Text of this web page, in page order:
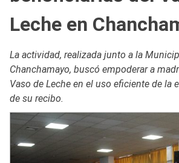
Leche en
La actividad, realizada junto a la
Chanchamayo, buscó empoderar a
Vaso de Leche en el uso eficiente de la
de su recibo.